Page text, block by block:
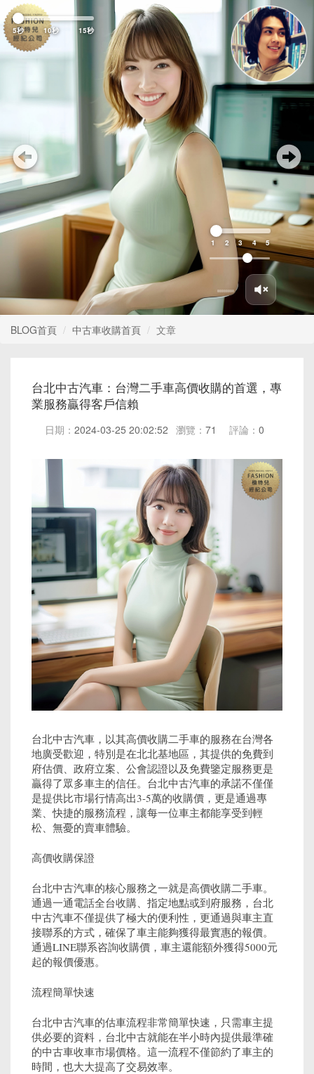
Previous
1 2 3 4 5
5秒 10秒 15秒
BLOG首頁 中古車收購首頁 文章
台北中古汽車：台灣二手車高價收購的首選，專
業服務贏得客戶信賴
日期： 2024-03-25 20:02:52 瀏覽： 71 評論： 0
台北中古汽車，以其高價收購二手車的服務在台灣各
地廣受歡迎，特別是在北北基地區，其提供的免費到
府估價、政府立案、公會認證以及免費鑒定服務更是
贏得了眾多車主的信任。台北中古汽車的承諾不僅僅
是提供比市場行情高出3-5萬的收購價，更是通過專
業、快捷的服務流程，讓每一位車主都能享受到輕
松、無憂的賣車體驗。
高價收購保證
台北中古汽車的核心服務之一就是高價收購二手車。
通過一通電話全台收購、指定地點或到府服務，台北
中古汽車不僅提供了極大的便利性，更通過與車主直
接聯系的方式，確保了車主能夠獲得最實惠的報價。
通過LINE聯系咨詢收購價，車主還能額外獲得5000元
起的報價優惠。
流程簡單快速
台北中古汽車的估車流程非常簡單快速，只需車主提
供必要的資料，台北中古就能在半小時內提供最準確
的中古車收車市場價格。這一流程不僅節約了車主的
時間，也大大提高了交易效率。